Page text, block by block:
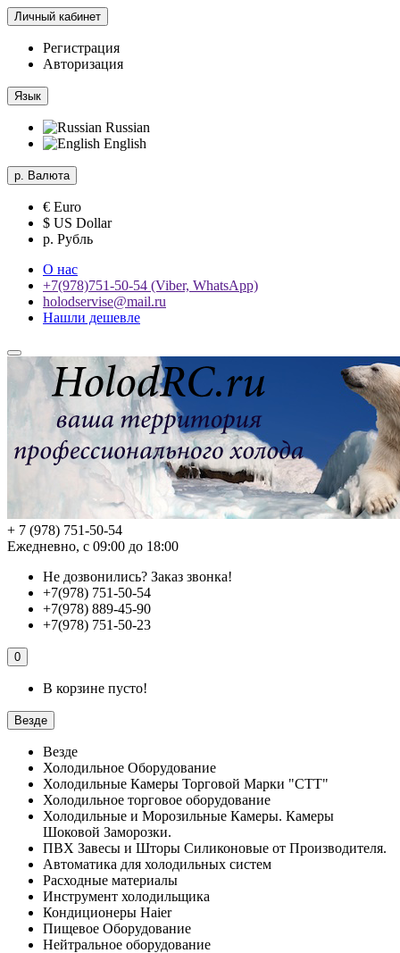
Личный кабинет
Регистрация
Авторизация
Язык
Russian
English
р. Валюта
€ Euro
$ US Dollar
р. Рубль
О нас
+7(978)751-50-54 (Viber, WhatsApp)
holodservise@mail.ru
Нашли дешевле
+ 7 (978) 751-50-54
Ежедневно, с 09:00 до 18:00
Не дозвонились? Заказ звонка!
+7(978) 751-50-54
+7(978) 889-45-90
+7(978) 751-50-23
0
В корзине пусто!
Везде
Везде
Холодильное Оборудование
Холодильные Камеры Торговой Марки "СТТ"
Холодильное торговое оборудование
Холодильные и Морозильные Камеры. Камеры
Шоковой Заморозки.
ПВХ Завесы и Шторы Силиконовые от Производителя.
Автоматика для холодильных систем
Расходные материалы
Инструмент холодильщика
Кондиционеры Haier
Пищевое Оборудование
Нейтральное оборудование